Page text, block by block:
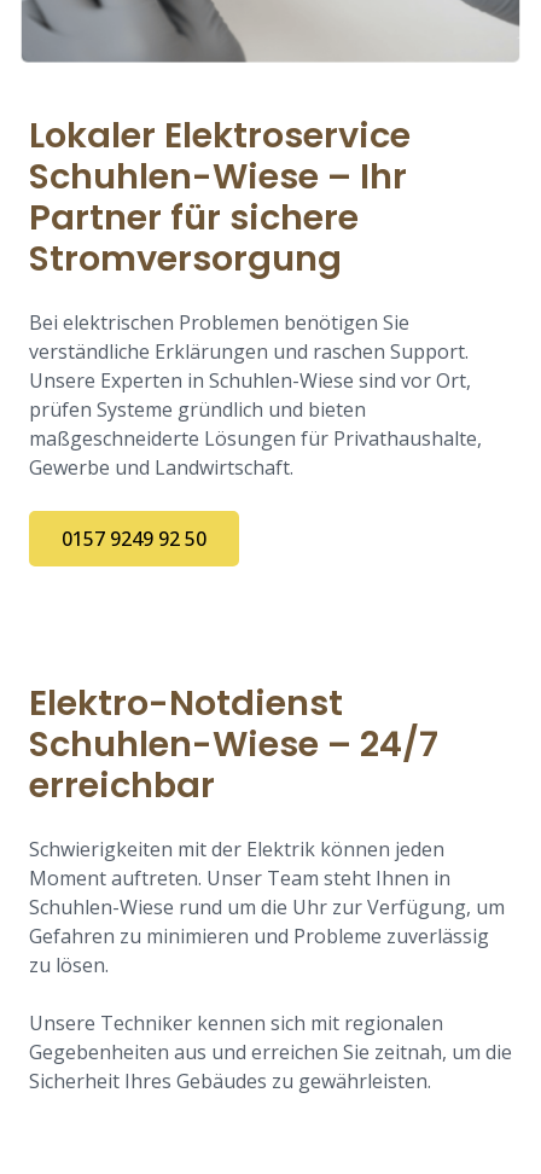
Lokaler Elektroservice
Schuhlen-Wiese – Ihr
Partner für sichere
Stromversorgung
Bei elektrischen Problemen benötigen Sie
verständliche Erklärungen und raschen Support.
Unsere Experten in Schuhlen-Wiese sind vor Ort,
prüfen Systeme gründlich und bieten
maßgeschneiderte Lösungen für Privathaushalte,
Gewerbe und Landwirtschaft.
0157 9249 92 50
Elektro-Notdienst
Schuhlen-Wiese – 24/7
erreichbar
Schwierigkeiten mit der Elektrik können jeden
Moment auftreten. Unser Team steht Ihnen in
Schuhlen-Wiese rund um die Uhr zur Verfügung, um
Gefahren zu minimieren und Probleme zuverlässig
zu lösen.
Unsere Techniker kennen sich mit regionalen
Gegebenheiten aus und erreichen Sie zeitnah, um die
Sicherheit Ihres Gebäudes zu gewährleisten.